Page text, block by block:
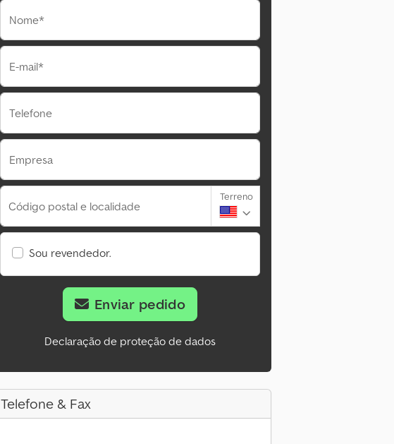
Nome*
E-mail*
Telefone
Empresa
Código postal e localidade
Terreno
Sou revendedor.
Enviar pedido
Declaração de proteção de dados
Telefone & Fax